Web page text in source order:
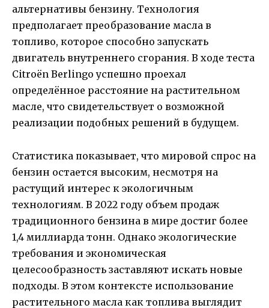
альтернативы бензину. Технология
предполагает преобразование масла в
топливо, которое способно запускать
двигатель внутреннего сгорания. В ходе теста
Citroën Berlingo успешно проехал
определённое расстояние на растительном
масле, что свидетельствует о возможной
реализации подобных решений в будущем.
Статистика показывает, что мировой спрос на
бензин остается высоким, несмотря на
растущий интерес к экологичным
технологиям. В 2022 году объем продаж
традиционного бензина в мире достиг более
1,4 миллиарда тонн. Однако экологические
требования и экономическая
целесообразность заставляют искать новые
подходы. В этом контексте использование
растительного масла как топлива выглядит